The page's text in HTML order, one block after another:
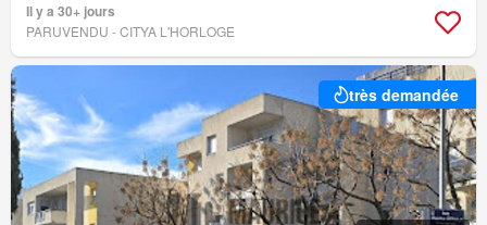
Il y a 30+ jours
PARUVENDU - CITYA L'HORLOGE
très demandée